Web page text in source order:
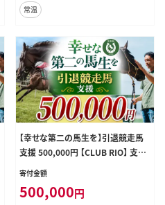
常温
【幸せな第二の馬生を】引退競走馬
支援 500,000円 【CLUB RIO】 支援
動物支援 動物保護 流鏑馬 返礼品な
し [HBY009]
寄付金額
500,000円